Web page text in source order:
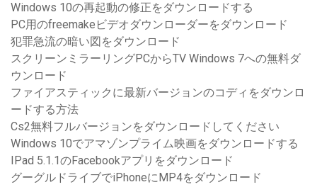
Windows 10の再起動の修正をダウンロードする
PC用のfreemakeビデオダウンローダーをダウンロード
犯罪急流の暗い図をダウンロード
スクリーンミラーリングPCからTV Windows 7への無料ダ
ウンロード
ファイアスティックに最新バージョンのコディをダウンロ
ードする方法
Cs2無料フルバージョンをダウンロードしてください
Windows 10でアマゾンプライム映画をダウンロードする
IPad 5.1.1のFacebookアプリをダウンロード
グーグルドライブでiPhoneにMP4をダウンロード